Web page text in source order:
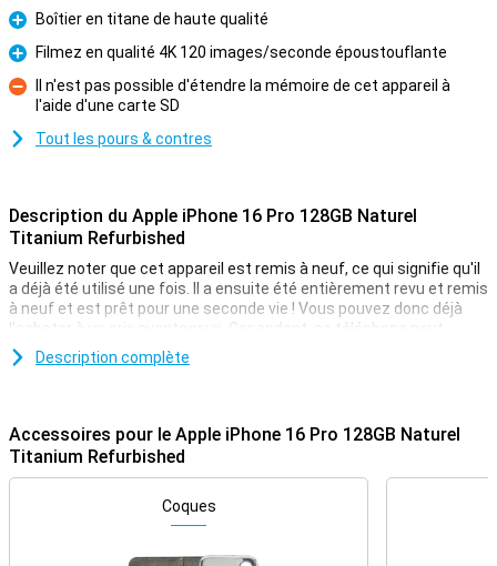
Pour
Boîtier en titane de haute qualité
Pour
Filmez en qualité 4K 120 images/seconde époustouflante
Contre
Il n'est pas possible d'étendre la mémoire de cet appareil à
l'aide d'une carte SD
Tout les pours & contres
Description du Apple iPhone 16 Pro 128GB Naturel
Titanium Refurbished
Veuillez noter que cet appareil est remis à neuf, ce qui signifie qu'il
a déjà été utilisé une fois. Il a ensuite été entièrement revu et remis
à neuf et est prêt pour une seconde vie ! Vous pouvez donc déjà
l'acheter à un prix avantageux. Cependant, ce téléphone peut
présenter de légers signes d'utilisation à l'extérieur.
impressionne par sa technologie avancée et son design
magnifiquement actualisé. Grâce à la puissante puce A18 Pro,
l'iPhone 16 Pro offre de superbes performances. L'écran OLED de
6,3 pouces offre une expérience visuelle optimale pour les vidéos
et les films. De plus, grâce à la mise à jour de la technologie de
photo, cet appareil est un choix de premier ordre pour tous ceux qui
Description complète
Accessoires pour le Apple iPhone 16 Pro 128GB Naturel
Titanium Refurbished
Coques